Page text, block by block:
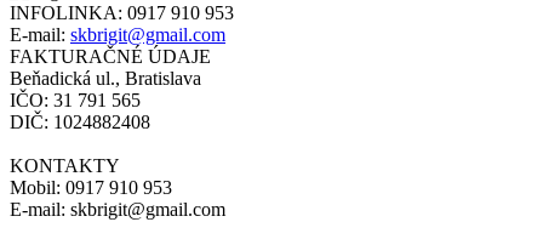
INFOLINKA: 0917 910 953
E-mail: skbrigit@gmail.com
FAKTURAČNÉ ÚDAJE
Beňadická ul., Bratislava
IČO: 31 791 565
DIČ: 1024882408
KONTAKTY
Mobil: 0917 910 953
E-mail: skbrigit@gmail.com